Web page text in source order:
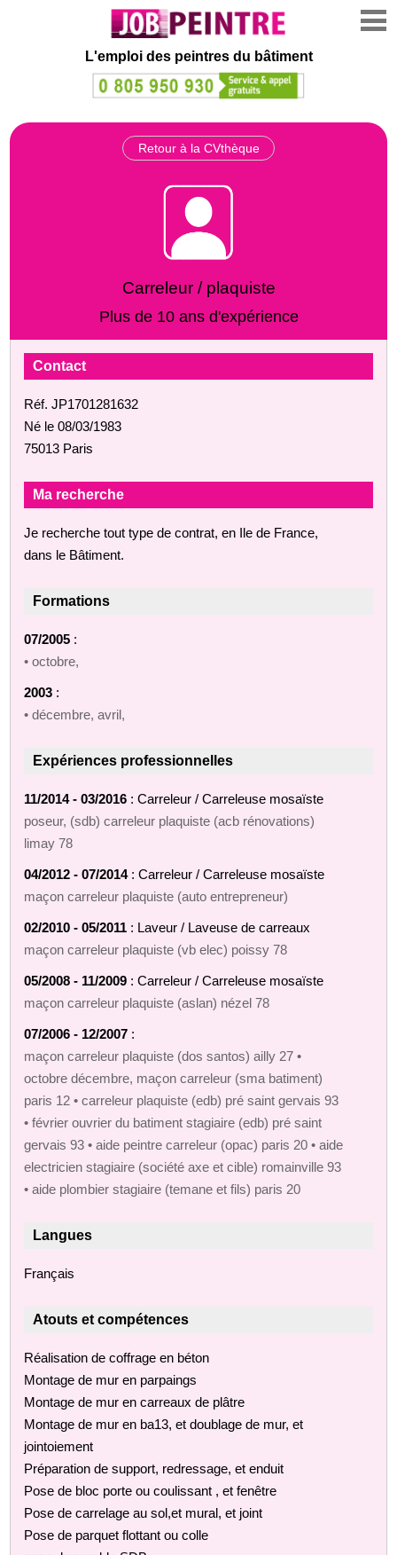
L'emploi des peintres du bâtiment
Retour à la CVthèque
Carreleur / plaquiste
Plus de 10 ans d'expérience
Contact
Réf. JP1701281632
Né le 08/03/1983
75013 Paris
Ma recherche
Je recherche tout type de contrat, en Ile de France,
dans le Bâtiment.
Formations
07/2005 :
• octobre,
2003 :
• décembre, avril,
Expériences professionnelles
11/2014 - 03/2016 : Carreleur / Carreleuse mosaïste
poseur, (sdb) carreleur plaquiste (acb rénovations)
limay 78
04/2012 - 07/2014: Carreleur / Carreleuse mosaïste
maçon carreleur plaquiste (auto entrepreneur)
02/2010 - 05/2011 : Laveur / Laveuse de carreaux
maçon carreleur plaquiste (vb elec) poissy 78
05/2008 - 11/2009 : Carreleur / Carreleuse mosaïste
maçon carreleur plaquiste (aslan) nézel 78
07/2006 - 12/2007 :
maçon carreleur plaquiste (dos santos) ailly 27 •
octobre décembre, maçon carreleur (sma batiment)
paris 12 • carreleur plaquiste (edb) pré saint gervais 93
• février ouvrier du batiment stagiaire (edb) pré saint
gervais 93 • aide peintre carreleur (opac) paris 20 • aide
electricien stagiaire (société axe et cible) romainville 93
• aide plombier stagiaire (temane et fils) paris 20
Langues
Français
Atouts et compétences
Réalisation de coffrage en béton
Montage de mur en parpaings
Montage de mur en carreaux de plâtre
Montage de mur en ba13, et doublage de mur, et
jointoiement
Préparation de support, redressage, et enduit
Pose de bloc porte ou coulissant , et fenêtre
Pose de carrelage au sol,et mural, et joint
Pose de parquet flottant ou colle